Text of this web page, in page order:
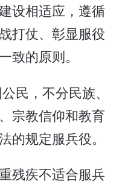
设相适应，遵循
打仗、彰显服役
致的原则。
民，不分民族、
宗教信仰和教育
的规定服兵役。
残疾不适合服兵